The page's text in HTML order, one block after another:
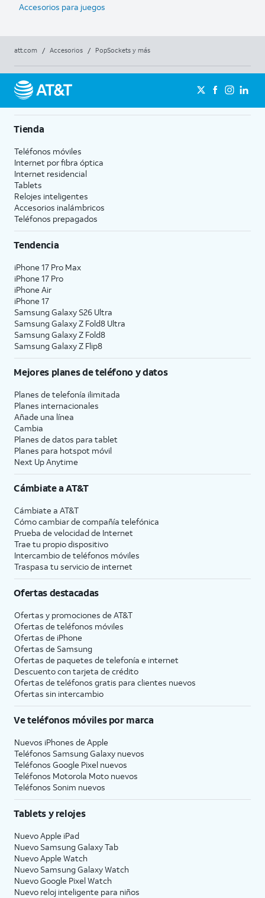
Accesorios para juegos
att.com / Accesorios / PopSockets y más
Tienda
Teléfonos móviles
Internet por fibra óptica
Internet residencial
Tablets
Relojes inteligentes
Accesorios inalámbricos
Teléfonos prepagados
Tendencia
iPhone 17 Pro Max
iPhone 17 Pro
iPhone Air
iPhone 17
Samsung Galaxy S26 Ultra
Samsung Galaxy Z Fold8 Ultra
Samsung Galaxy Z Fold8
Samsung Galaxy Z Flip8
Mejores planes de teléfono y datos
Planes de telefonía ilimitada
Planes internacionales
Añade una línea
Cambia
Planes de datos para tablet
Planes para hotspot móvil
Next Up Anytime
Cámbiate aAT&T
Cámbiate a AT&T
Cómo cambiar de compañía telefónica
Prueba de velocidad de Internet
Trae tu propio dispositivo
Intercambio de teléfonos móviles
Traspasa tu servicio de internet
Ofertas destacadas
Ofertas y promociones de AT&T
Ofertas de teléfonos móviles
Ofertas de iPhone
Ofertas de Samsung
Ofertas de paquetes de telefonía e internet
Descuento con tarjeta de crédito
Ofertas de teléfonos gratis para clientes nuevos
Ofertas sin intercambio
Ve teléfonos móviles por marca
Nuevos iPhones de Apple
Teléfonos Samsung Galaxy nuevos
Teléfonos Google Pixel nuevos
Teléfonos Motorola Moto nuevos
Teléfonos Sonim nuevos
Tablets y relojes
Nuevo Apple iPad
Nuevo Samsung Galaxy Tab
Nuevo Apple Watch
Nuevo Samsung Galaxy Watch
Nuevo Google Pixel Watch
Nuevo reloj inteligente para niños